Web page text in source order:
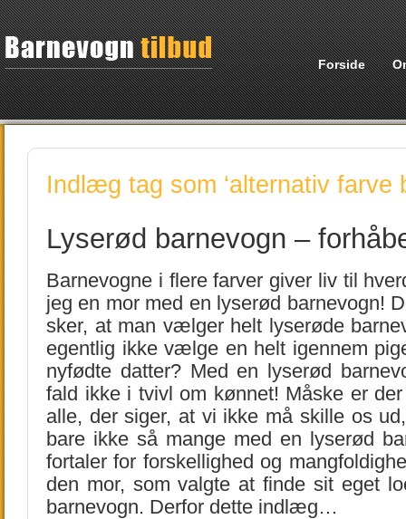
Forside
Indlæg tag som ‘alternativ farve
Lyserød barnevogn –
Barnevogne i flere farver giver liv til
jeg en mor med en lyserød barnevogn!
sker, at man vælger helt lyserøde
egentlig ikke vælge en helt igennem
nyfødte datter? Med en lyserød
fald ikke i tvivl om kønnet! Måske er
alle, der siger, at vi ikke må skille os
bare ikke så mange med en lyserød
fortaler for forskellighed og
den mor, som valgte at finde sit eget
barnevogn. Derfor dette indlæg…